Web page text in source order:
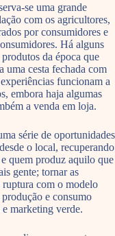
se uma grande
com os agricultores,
por consumidores e
Há alguns
da época que
uma cesta fechada com
funcionam a
embora haja algumas
a venda em loja.
série de oportunidades
o local, recuperando
quem produz aquilo que
gente; tornar as
com o modelo
e consumo
marketing verde.